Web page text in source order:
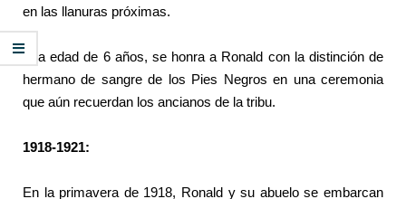
en las llanuras próximas.
A la edad de 6 años, se honra a Ronald con la distinción de
hermano de sangre de los Pies Negros en una ceremonia
que aún recuerdan los ancianos de la tribu.
1918-1921:
En la primavera de 1918, Ronald y su abuelo se embarcan